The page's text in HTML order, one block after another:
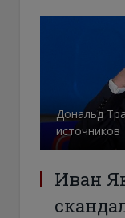
Дональд
источников
Иван